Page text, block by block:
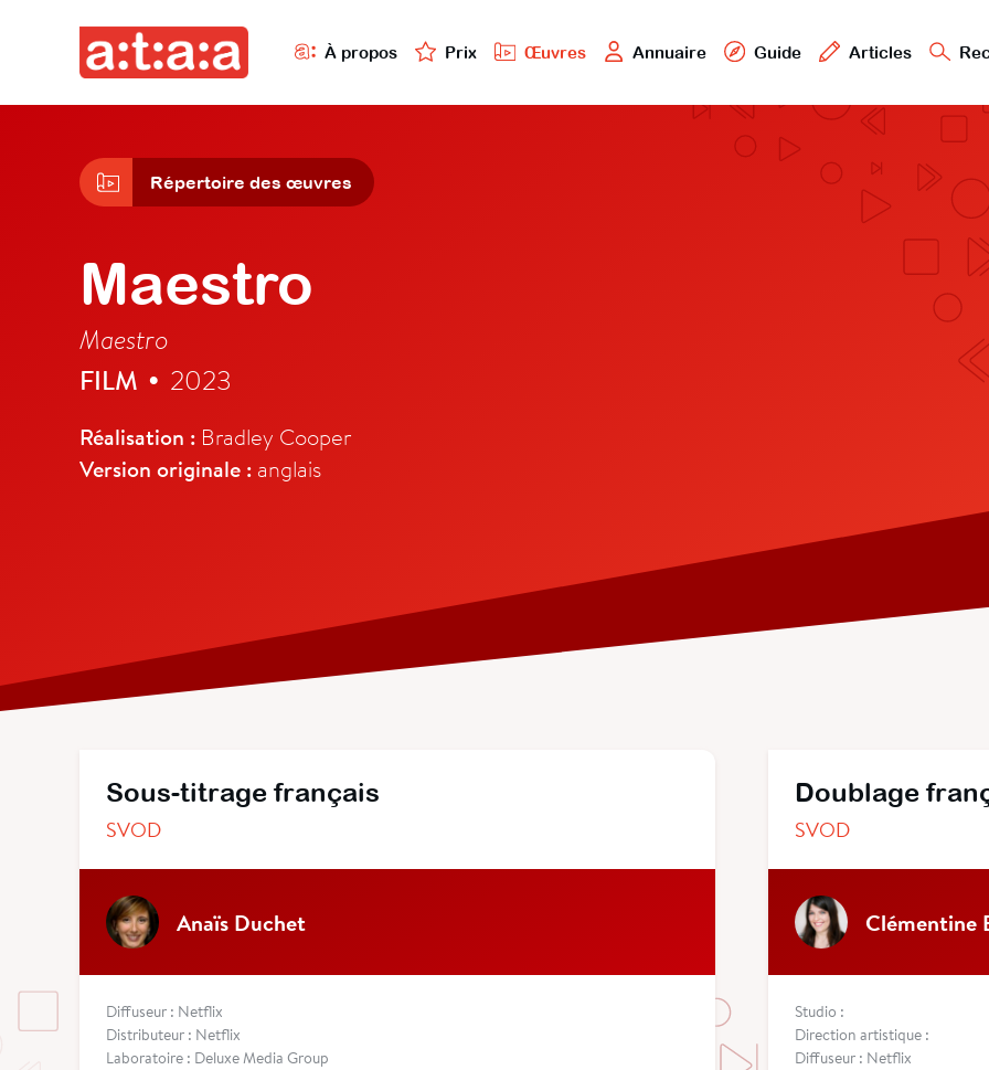
À propos Prix Œuvres Annuaire Guide Articles
Répertoire des œuvres
Maestro
Maestro
FILM • 2023
Réalisation : Bradley Cooper
Version originale : anglais
Sous-titrage français
SVOD
Anaïs Duchet
Diffuseur : Netflix
Distributeur : Netflix
Laboratoire : Deluxe Media Group
Doublage
SVOD
Clémentine
Studio :
Direction artistique :
Diffuseur : Netflix